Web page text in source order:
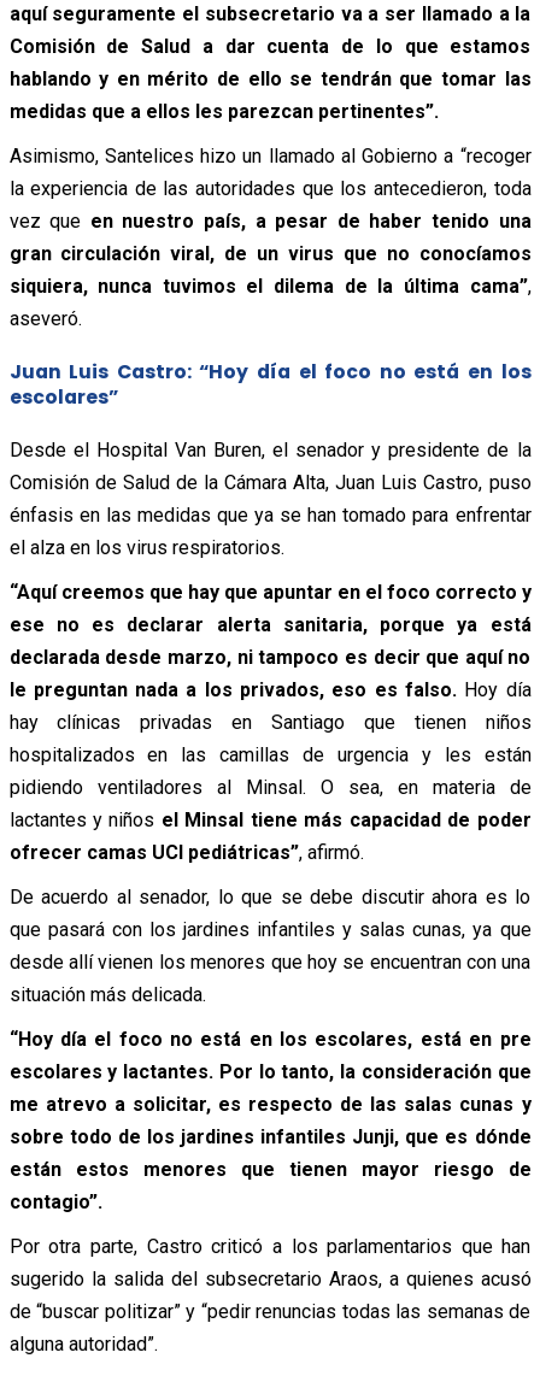
aquí seguramente el subsecretario va a ser llamado a la
Comisión de Salud a dar cuenta de lo que estamos
hablando y en mérito de ello se tendrán que tomar las
medidas que a ellos les parezcan pertinentes”.
Asimismo, Santelices hizo un llamado al Gobierno a “recoger
la experiencia de las autoridades que los antecedieron, toda
vez que en nuestro país, a pesar de haber tenido una
gran circulación viral, de un virus que no conocíamos
siquiera, nunca tuvimos el dilema de la última cama”,
aseveró.
Juan Luis Castro: “Hoy día el foco no está en los
escolares”
Desde el Hospital Van Buren, el senador y presidente de la
Comisión de Salud de la Cámara Alta, Juan Luis Castro, puso
énfasis en las medidas que ya se han tomado para enfrentar
el alza en los virus respiratorios.
“Aquí creemos que hay que apuntar en el foco correcto y
ese no es declarar alerta sanitaria, porque ya está
declarada desde marzo, ni tampoco es decir que aquí no
le preguntan nada a los privados, eso es falso. Hoy día
hay clínicas privadas en Santiago que tienen niños
hospitalizados en las camillas de urgencia y les están
pidiendo ventiladores al Minsal. O sea, en materia de
lactantes y niños el Minsal tiene más capacidad de poder
ofrecer camas UCI pediátricas”, afirmó.
De acuerdo al senador, lo que se debe discutir ahora es lo
que pasará con los jardines infantiles y salas cunas, ya que
desde allí vienen los menores que hoy se encuentran con una
situación más delicada.
“Hoy día el foco no está en los escolares, está en pre
escolares y lactantes. Por lo tanto, la consideración que
me atrevo a solicitar, es respecto de las salas cunas y
sobre todo de los jardines infantiles Junji, que es dónde
están estos menores que tienen mayor riesgo de
contagio”.
Por otra parte, Castro criticó a los parlamentarios que han
sugerido la salida del subsecretario Araos, a quienes acusó
de “buscar politizar” y “pedir renuncias todas las semanas de
alguna autoridad”.